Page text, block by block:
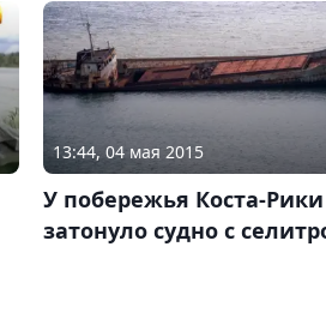
13:44, 04 мая 2015
У побережья Коста-Рики
затонуло судно с